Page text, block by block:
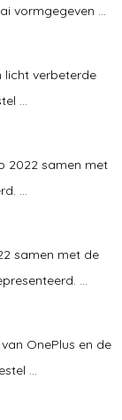
vormgegeven ...
licht verbeterde
...
2022 samen met
...
samen met de
...
OnePlus en de
...